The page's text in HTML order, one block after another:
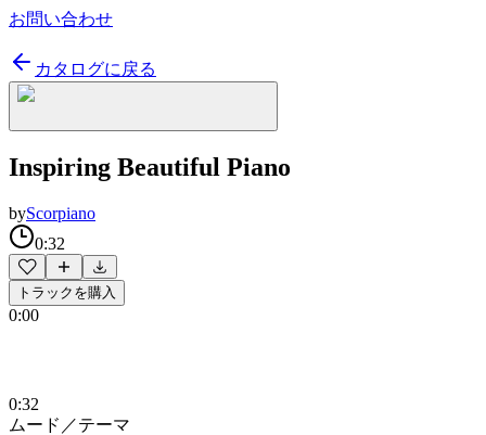
お問い合わせ
カタログに戻る
Inspiring Beautiful Piano
byScorpiano
0:32
トラックを購入
0:00
0:32
ムード／テーマ